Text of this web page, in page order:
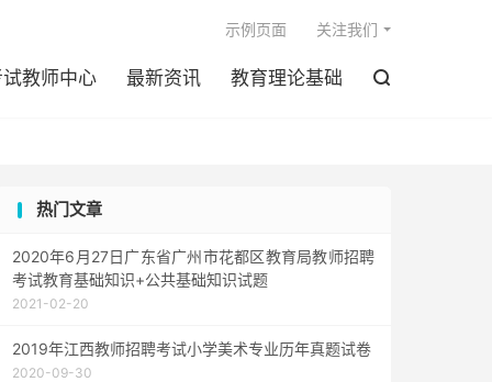
教师中心 最新资讯 教育理论基础 
示例页面 关注我们
热门文章
2020年6月27日广东省广州市花都区教育局教师招聘
考试教育基础知识+公共基础知识试题
2021-02-20
2019年江西教师招聘考试小学美术专业历年真题试卷
2020-09-30